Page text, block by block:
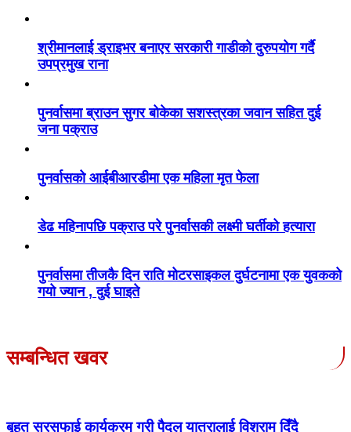
श्रीमानलाई ड्राइभर बनाएर सरकारी गाडीको दुरुपयोग गर्दै
उपप्रमुख राना
पुनर्वासमा ब्राउन सुगर बोकेका सशस्त्रका जवान सहित दुई
जना पक्राउ
पुनर्वासको आईबीआरडीमा एक महिला मृत फेला
डेढ महिनापछि पक्राउ परे पुनर्वासकी लक्ष्मी घर्तीको हत्यारा
पुनर्वासमा तीजकै दिन राति मोटरसाइकल दुर्घटनामा एक युवकको
गयो ज्यान , दुई घाइते
सम्बन्धित खवर
बृहत सरसफाई कार्यक्रम गरी पैदल यात्रालाई विश्राम दिँदै